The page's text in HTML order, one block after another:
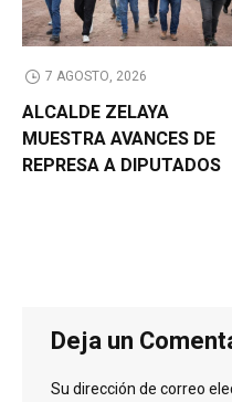
7 AGOSTO, 2026
ALCALDE ZELAYA
MUESTRA AVANCES DE
REPRESA A DIPUTADOS
Deja un
Su dirección de correo